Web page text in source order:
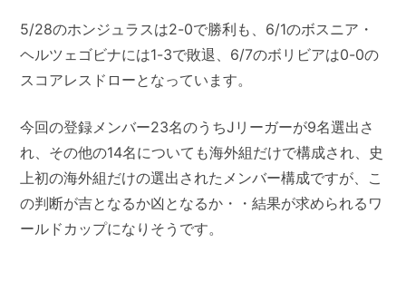
5/28のホンジュラスは2-0で勝利も、6/1のボスニア・
ヘルツェゴビナには1-3で敗退、6/7のボリビアは0-0の
スコアレスドローとなっています。
今回の登録メンバー23名のうちJリーガーが9名選出さ
れ、その他の14名についても海外組だけで構成され、史
上初の海外組だけの選出されたメンバー構成ですが、こ
の判断が吉となるか凶となるか・・結果が求められるワ
ールドカップになりそうです。